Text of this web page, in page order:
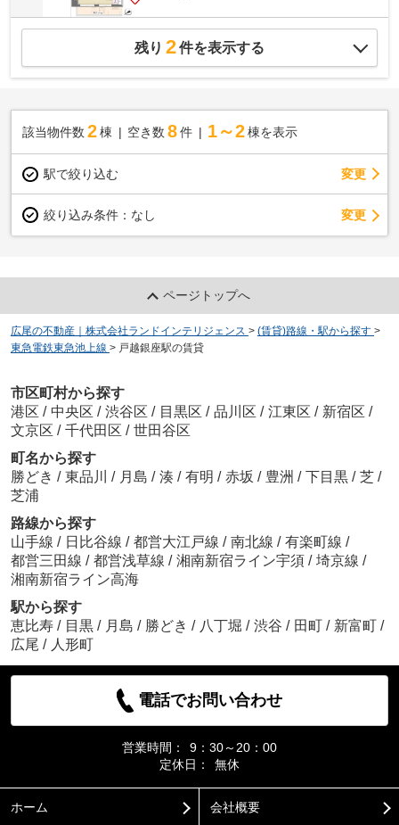
残り 2件を表示する
該当物件数 2棟 空き数 8 件 1～2 棟を表示
駅で絞り込む 変更
絞り込み条件： なし 変更
ページトップへ
広尾の不動産｜株式会社ランドインテリジェンス > (賃貸)路線・駅から探す >
東急電鉄東急池上線 > 戸越銀座駅の賃貸
市区町村から探す
港区 / 中央区 / 渋谷区 / 目黒区 / 品川区 / 江東区 / 新宿区 /
文京区 / 千代田区 / 世田谷区
町名から探す
勝どき / 東品川 / 月島 / 湊 / 有明 / 赤坂 / 豊洲 / 下目黒 / 芝 /
芝浦
路線から探す
山手線 / 日比谷線 / 都営大江戸線 / 南北線 / 有楽町線 /
都営三田線 / 都営浅草線 / 湘南新宿ライン宇須 / 埼京線 /
湘南新宿ライン高海
駅から探す
恵比寿 / 目黒 / 月島 / 勝どき / 八丁堀 / 渋谷 / 田町 / 新富町 /
広尾 / 人形町
電話でお問い合わせ
営業時間：
9：30～20：00
定休日：
無休
ホーム 会社概要